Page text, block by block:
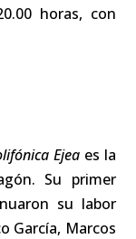
horas, con
Ejea es la
Su primer
su labor
García, Marcos